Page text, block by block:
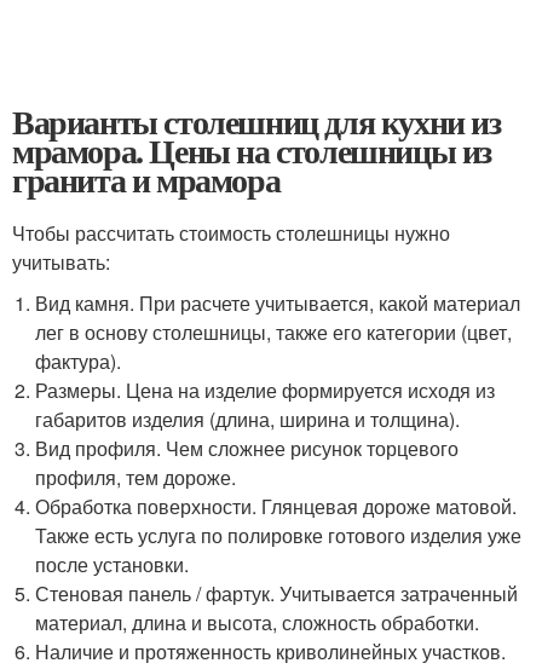
Варианты столешниц для кухни из
мрамора. Цены на столешницы из
гранита и мрамора
Чтобы рассчитать стоимость столешницы нужно
учитывать:
Вид камня. При расчете учитывается, какой материал
лег в основу столешницы, также его категории (цвет,
фактура).
Размеры. Цена на изделие формируется исходя из
габаритов изделия (длина, ширина и толщина).
Вид профиля. Чем сложнее рисунок торцевого
профиля, тем дороже.
Обработка поверхности. Глянцевая дороже матовой.
Также есть услуга по полировке готового изделия уже
после установки.
Стеновая панель / фартук. Учитывается затраченный
материал, длина и высота, сложность обработки.
Наличие и протяженность криволинейных участков.